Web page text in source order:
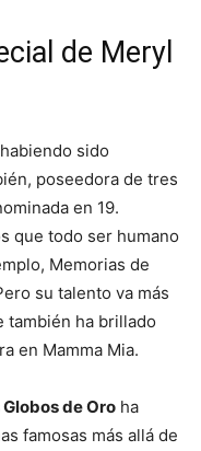
de Meryl
sido
poseedora de tres
en 19.
que todo ser humano
Memorias de
su talento va más
también ha brillado
en Mamma Mia.
de Oro ha
famosas más allá de